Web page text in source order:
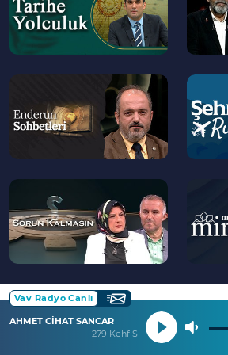
--
--
>
AHMET CİHAT SANCAR
279 Kehf Suresi 30
Vav Radyo Canlı